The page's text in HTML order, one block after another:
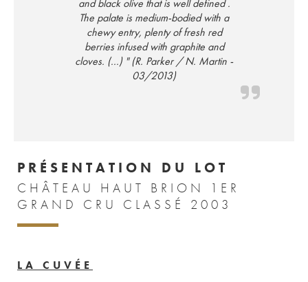
and black olive that is well defined .
The palate is medium-bodied with a
chewy entry, plenty of fresh red
berries infused with graphite and
cloves. (...) " (R. Parker / N. Martin -
03/2013)
PRÉSENTATION DU LOT
CHÂTEAU HAUT BRION 1ER
GRAND CRU CLASSÉ 2003
LA CUVÉE